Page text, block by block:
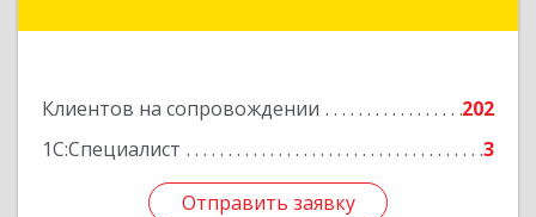
Клиентов на сопровождении
202
1С:Специалист
3
Отправить заявку
Подробнее
Отправить заявку